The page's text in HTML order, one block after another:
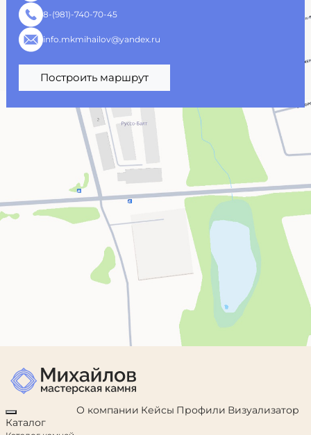
8-(981)-740-70-45
info.mkmihailov@yandex.ru
Построить маршрут
Каталог
О компании Кейсы Профили Визуализатор